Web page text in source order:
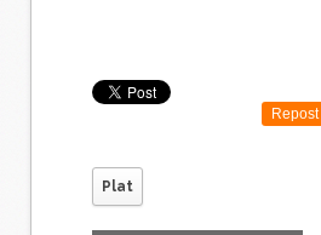
Repost
Plat